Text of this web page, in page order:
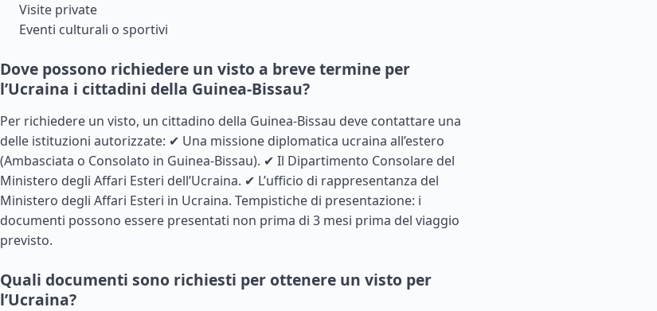
Visite private
Eventi culturali o sportivi
Dove possono richiedere un visto a breve termine per
l’Ucraina i cittadini della Guinea-Bissau?
Per richiedere un visto, un cittadino della Guinea-Bissau deve contattare una
delle istituzioni autorizzate: ✔ Una missione diplomatica ucraina all’estero
(Ambasciata o Consolato in Guinea-Bissau). ✔ Il Dipartimento Consolare del
Ministero degli Affari Esteri dell’Ucraina. ✔ L’ufficio di rappresentanza del
Ministero degli Affari Esteri in Ucraina. Tempistiche di presentazione: i
documenti possono essere presentati non prima di 3 mesi prima del viaggio
previsto.
Quali documenti sono richiesti per ottenere un visto per
l’Ucraina?